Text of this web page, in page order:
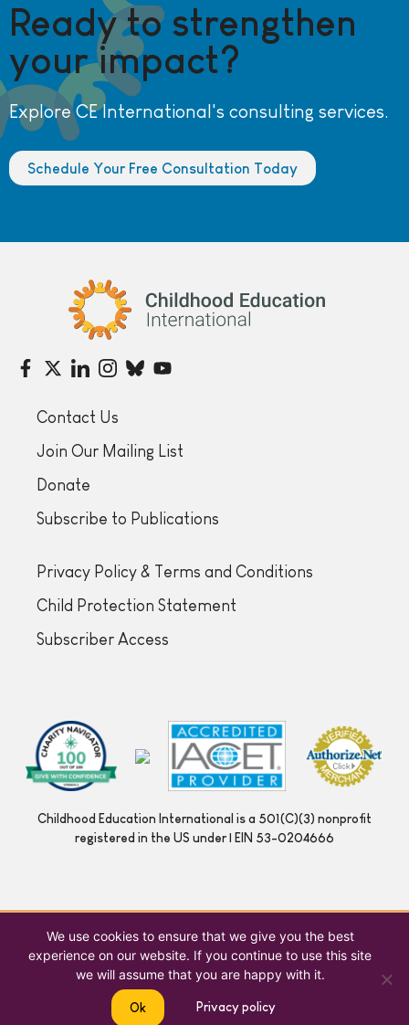
Ready to strengthen
your impact?
Explore CE International's consulting services.
Schedule Your Free Consultation Today
Childhood Education International
Contact Us
Join Our Mailing List
Donate
Subscribe to Publications
Privacy Policy & Terms and Conditions
Child Protection Statement
Subscriber Access
Childhood Education International is a 501(C)(3) nonprofit
registered in the US under | EIN 53-0204666
We use cookies to ensure that we give you the best
experience on our website. If you continue to use this site
we will assume that you are happy with it.
Ok Privacy policy